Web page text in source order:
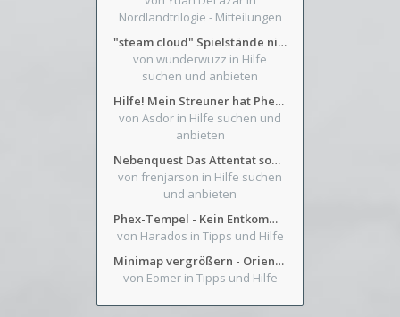
Nordlandtrilogie - Mitteilungen
"steam cloud" Spielstände nicht verfügbar
von wunderwuzz in Hilfe
suchen und anbieten
Hilfe! Mein Streuner hat Phexens Gunst verloren...
von Asdor in Hilfe suchen und
anbieten
Nebenquest Das Attentat sowie Beilunker Reiter und zwei kleine Ausrüstungsfragen
von frenjarson in Hilfe suchen
und anbieten
Phex-Tempel - Kein Entkommen aus Weinkeller/Bibliothek Trakt
von Harados in Tipps und Hilfe
Minimap vergrößern - Orientierung in Blutzinnen
von Eomer in Tipps und Hilfe